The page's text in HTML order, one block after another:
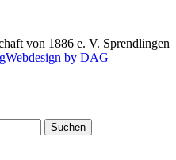
von 1886 e. V. Sprendlingen
Webdesign by DAG
Suchen